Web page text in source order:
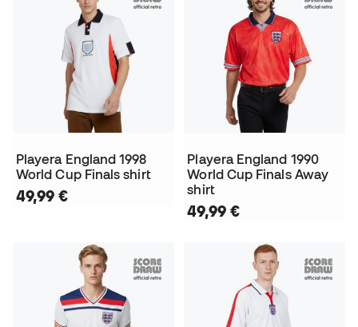
Playera England 1998
World Cup Finals shirt
49,99 €
Playera England 1990
World Cup Finals Away
shirt
49,99 €